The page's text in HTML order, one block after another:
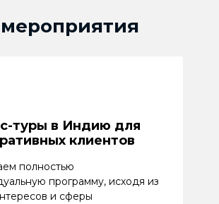
туры в Индию для
клиентов
полностью
программу, исходя из
и сферы